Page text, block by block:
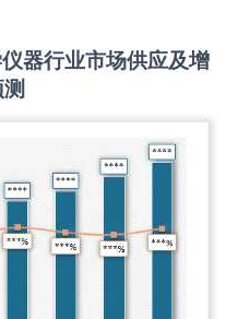
器行业市场供应及增